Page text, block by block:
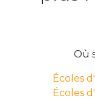
Où
Écoles
Écoles